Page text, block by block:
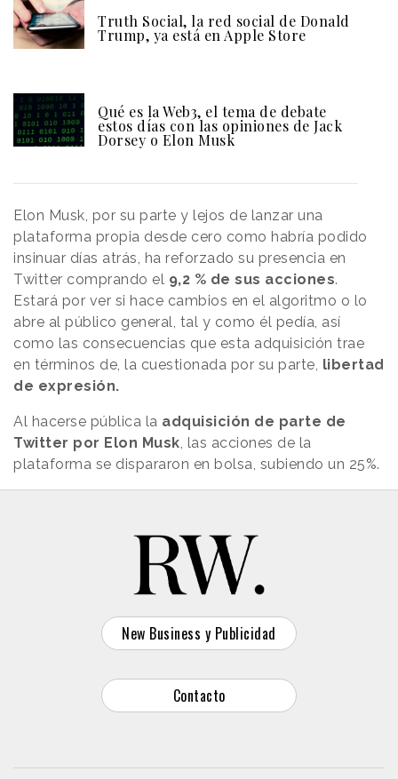
Truth Social, la red social de Donald
Trump, ya está en Apple Store
Qué es la Web3, el tema de debate
estos días con las opiniones de Jack
Dorsey o Elon Musk
Elon Musk, por su parte y lejos de lanzar una
plataforma propia desde cero como habría podido
insinuar días atrás, ha reforzado su presencia en
Twitter comprando el 9,2 % de sus acciones.
Estará por ver si hace cambios en el algoritmo o lo
abre al público general, tal y como él pedía, así
como las consecuencias que esta adquisición trae
en términos de, la cuestionada por su parte, libertad
de expresión.
Al hacerse pública la adquisición de parte de
Twitter por Elon Musk , las acciones de la
plataforma se dispararon en bolsa, subiendo un 25%.
New Business y Publicidad
Contacto